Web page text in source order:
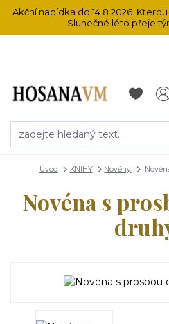
Akční nabídka do 14.8.2026.
Slunečné léto přeje
Úvod KNIHY Novény
Novéna s